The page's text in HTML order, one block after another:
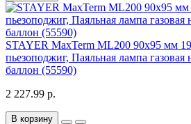
STAYER MaxTerm ML200 90х95 мм
пьезоподжиг, Паяльная лампа
баллон (55590)
2 227.99 р.
В корзину